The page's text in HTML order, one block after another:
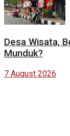
Desa Wisata,
Munduk?
7 August 2026